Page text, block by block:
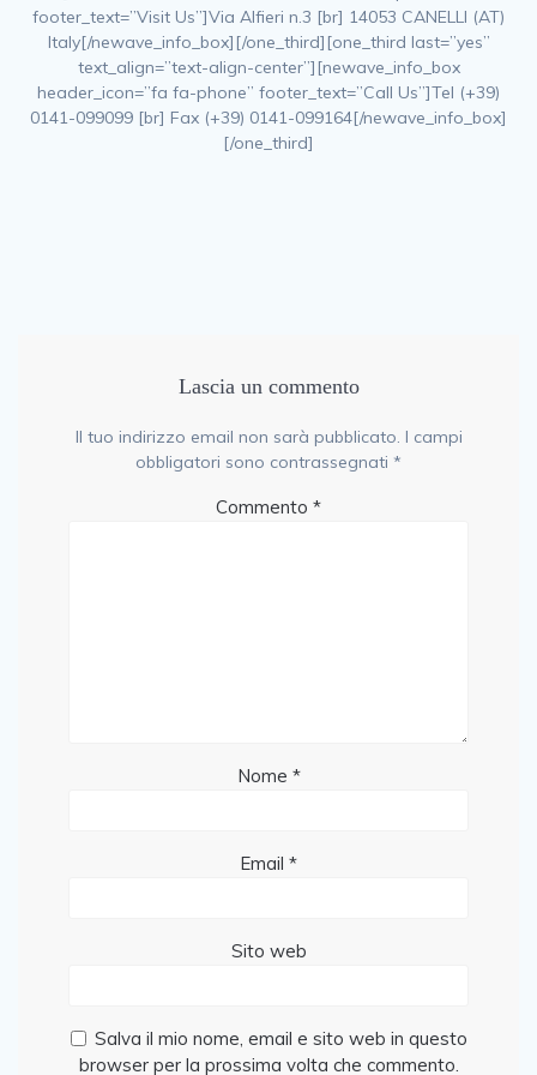
footer_text=”Visit Us”]Via Alfieri n.3 [br] 14053 CANELLI (AT)
Italy[/newave_info_box][/one_third][one_third last=”yes”
text_align=”text-align-center”][newave_info_box
header_icon=”fa fa-phone” footer_text=”Call Us”]Tel (+39)
0141-099099 [br] Fax (+39) 0141-099164[/newave_info_box]
[/one_third]
Lascia un commento
Il tuo indirizzo email non sarà pubblicato. I campi
obbligatori sono contrassegnati *
Commento *
Nome *
Email *
Sito web
Salva il mio nome, email e sito web in questo
browser per la prossima volta che commento.